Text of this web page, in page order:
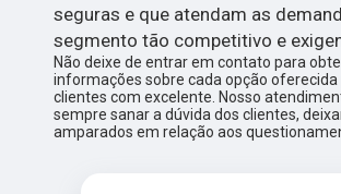
seguras e que atendam as
segmento tão competitivo e
Não deixe de entrar em contato para
informações sobre cada opção oferecida
clientes com excelente. Nosso
sempre sanar a dúvida dos clientes,
amparados em relação aos